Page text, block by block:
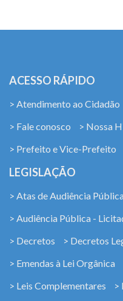
ACESSO RÁPIDO
> Atendimento ao Cidadão
> Fale conosco
> Nossa
> Prefeito e Vice-Prefeito
LEGISLAÇÃO
> Atas de Audiência
> Audiência Pública -
> Decretos
> Decretos
> Emendas à Lei Orgânica
> Leis Complementares
>